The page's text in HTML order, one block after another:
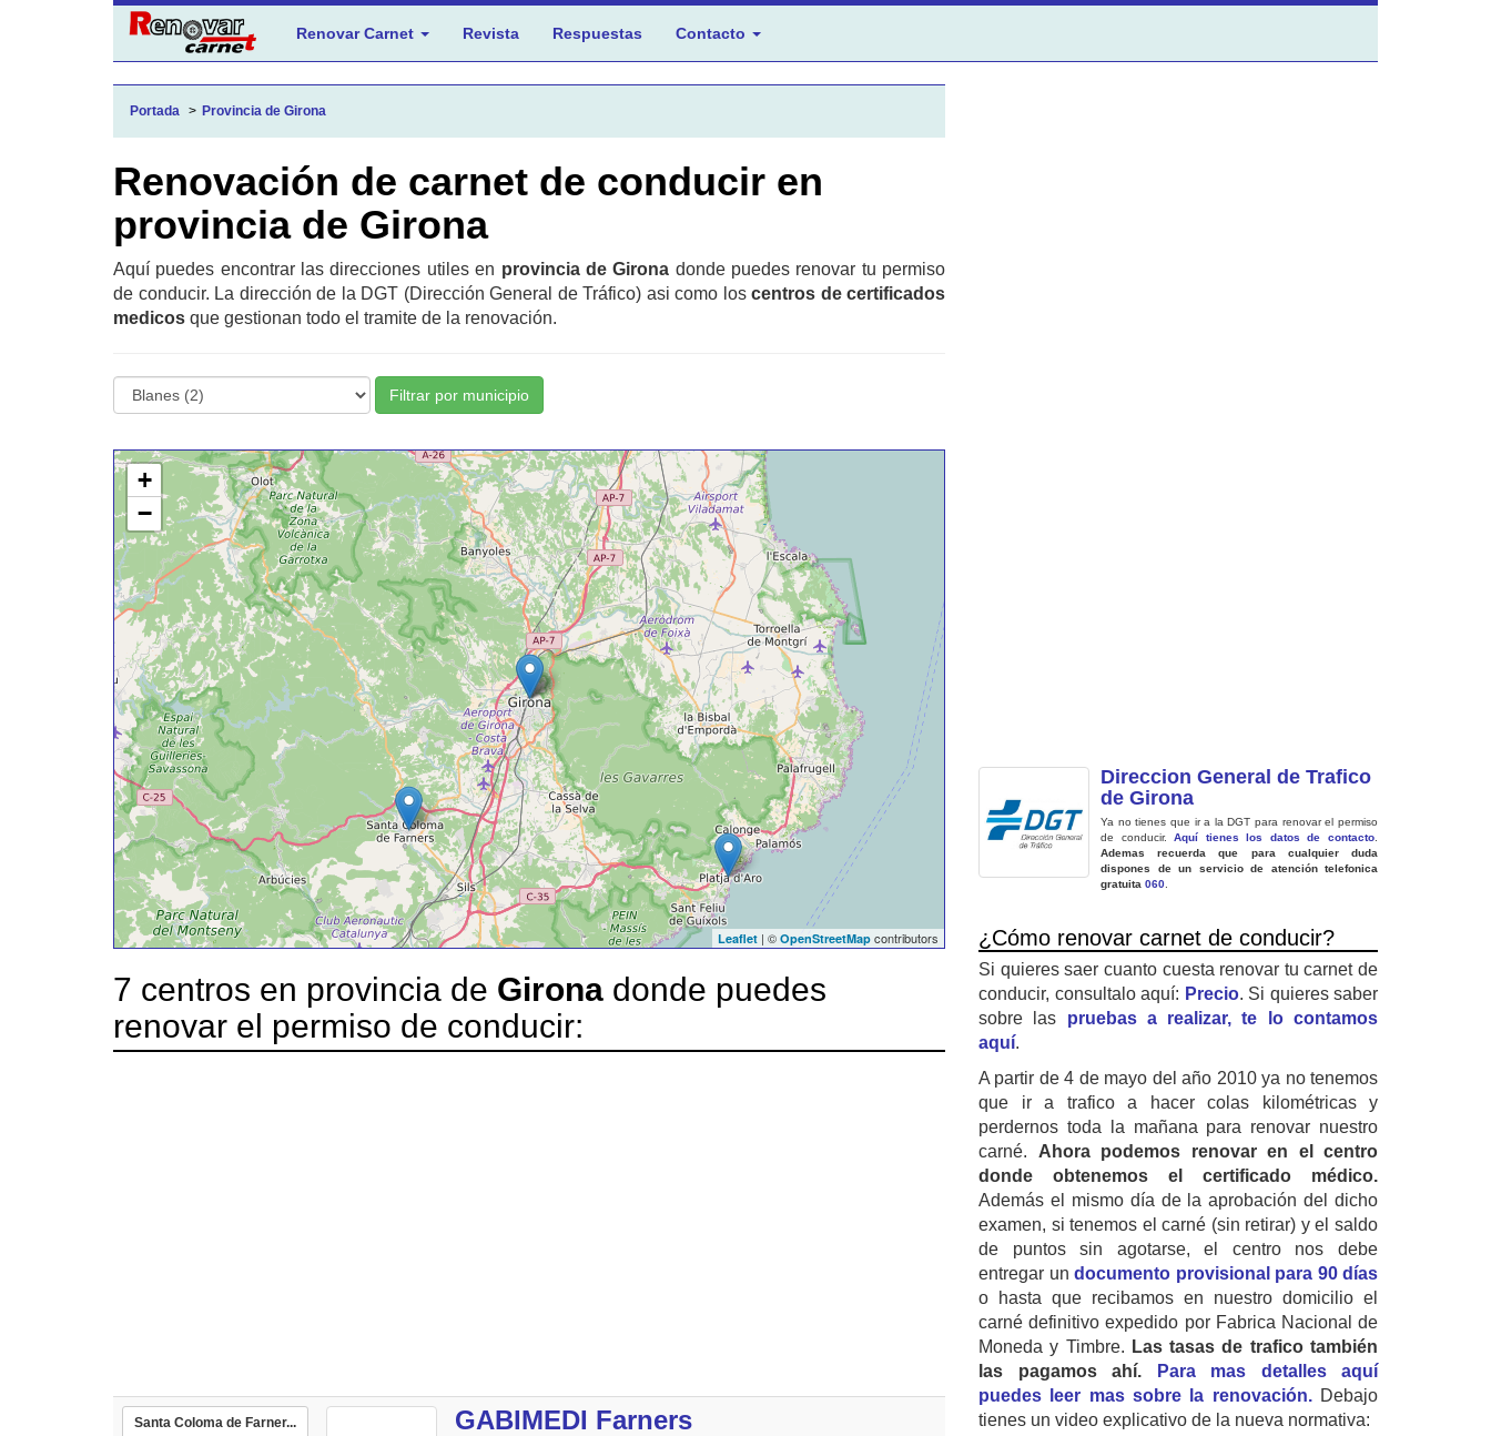
Renovar Carnet Revista Respuestas Contacto
Portada Provincia de Girona
Renovación de carnet de conducir en
provincia de Girona
Aquí puedes encontrar las direcciones utiles en provincia de Girona donde puedes renovar tu permiso
de conducir. La dirección de la DGT (Dirección General de Tráfico) asi como los centros de certificados
medicos que gestionan todo el tramite de la renovación.
Filtrar por municipio
+
−
Leaflet | © OpenStreetMap contributors
7 centros en provincia de Girona donde puedes
renovar el permiso de conducir:
Santa Coloma de Farner... GABIMEDI Farners
Direccion General de Trafico
de Girona
Ya no tienes que ir a la DGT para renovar el permiso
de conducir.Aquí tienes los datos de contacto
Ademas recuerda que para cualquier duda
dispones de un servicio de atención telefonica
gratuita 060
¿Cómo renovar carnet de conducir?
Si quieres saer cuanto cuesta renovar tu carnet de
conducir, consultalo aquí: Precio. Si quieres saber
sobre las pruebas a realizar, te lo contamos
aquí.
A partir de 4 de mayo del año 2010 ya no tenemos
que ir a trafico a hacer colas kilométricas y
perdernos toda la mañana para renovar nuestro
carné. Ahora podemos renovar en el centro
donde obtenemos el certificado médico.
Además el mismo día de la aprobación del dicho
examen, si tenemos el carné (sin retirar) y el saldo
de puntos sin agotarse, el centro nos debe
entregar un documento provisional para 90 días
o hasta que recibamos en nuestro domicilio el
carné definitivo expedido por Fabrica Nacional de
Moneda y Timbre. Las tasas de trafico también
las pagamos ahí.
Para mas detalles aquí
puedes leer mas sobre la renovación.Debajo
tienes un video explicativo de la nueva normativa: